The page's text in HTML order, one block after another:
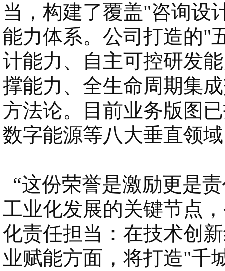
当，构建了覆盖"咨询设
能力体系。公司打造的
计能力、自主可控研发
撑能力、全生命周期集
方法论。目前业务版图
数字能源等八大垂直领
“这份荣誉是激励更是
工业化发展的关键节点
化责任担当：在技术创
业赋能方面，将打造"千